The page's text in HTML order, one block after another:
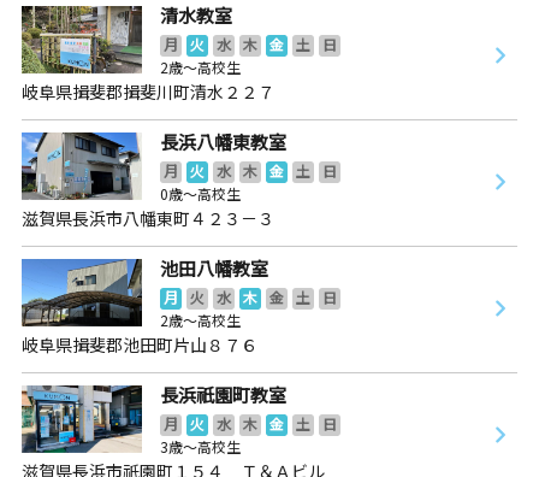
清水教室
月 火 水 木 金 土
日
2歳～高校生
岐阜県揖斐郡揖斐川町清水２２７
長浜八幡東教室
月 火 水 木 金 土
日
0歳～高校生
滋賀県長浜市八幡東町４２３－３
池田八幡教室
月 火 水 木 金 土
日
2歳～高校生
岐阜県揖斐郡池田町片山８７６
長浜祇園町教室
月 火 水 木 金 土
日
3歳～高校生
滋賀県長浜市祇園町１５４ Ｔ＆Ａビル